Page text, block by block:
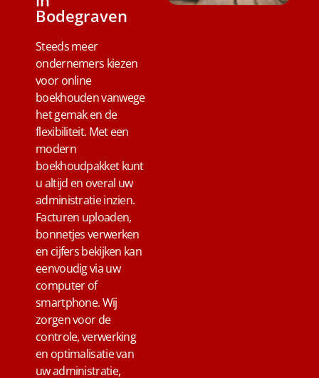
Bodegraven
Steeds meer
ondernemers kiezen
voor online
boekhouden vanwege
het gemak en de
flexibiliteit. Met een
modern
boekhoudpakket kunt
u altijd en overal uw
administratie inzien.
Facturen uploaden,
bonnetjes verwerken
en cijfers bekijken kan
eenvoudig via uw
computer of
smartphone. Wij
zorgen voor de
controle, verwerking
en optimalisatie van
uw administratie,